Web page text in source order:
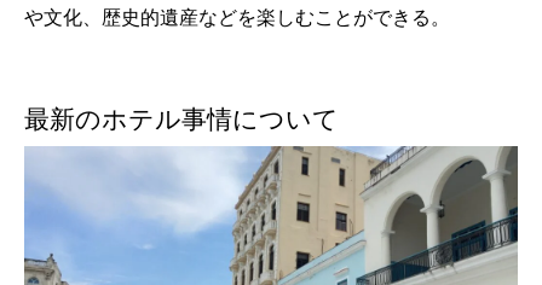
や文化、歴史的遺産などを楽しむことができる。
最新のホテル事情について